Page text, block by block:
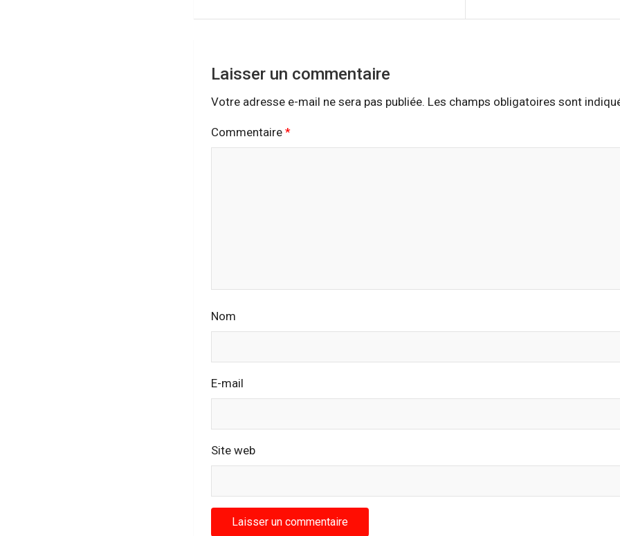
l’article
Laisser un commentaire
Votre adresse e-mail ne sera pas publiée. Les champs obligatoires sont
Commentaire*
Nom
E-mail
Site web